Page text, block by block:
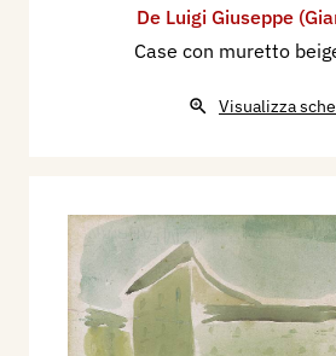
De Luigi Giuseppe
Case con muretto
Visualizza